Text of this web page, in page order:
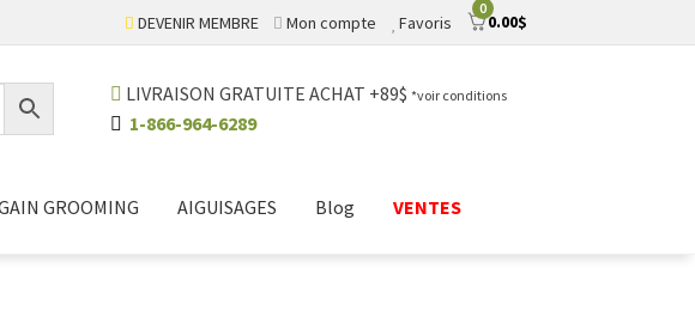
0
0.00$
DEVENIR MEMBRE Mon compte Favoris
LIVRAISON GRATUITE ACHAT +89$ *voir conditions
1-866-964-6289
GROOMING AIGUISAGES Blog VENTES